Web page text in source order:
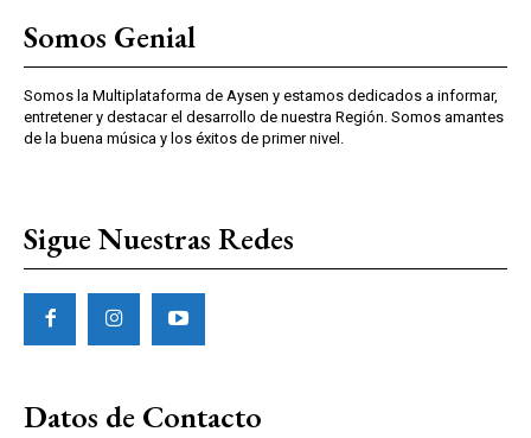
Somos Genial
Somos la Multiplataforma de Aysen y estamos dedicados a informar,
entretener y destacar el desarrollo de nuestra Región. Somos amantes
de la buena música y los éxitos de primer nivel.
Sigue Nuestras Redes
Datos de Contacto